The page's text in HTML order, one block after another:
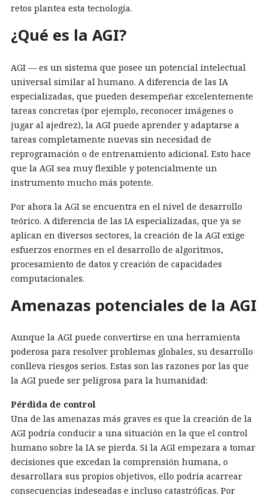
retos plantea esta tecnología.
¿Qué es la AGI?
AGI — es un sistema que posee un potencial intelectual
universal similar al humano. A diferencia de las IA
especializadas, que pueden desempeñar excelentemente
tareas concretas (por ejemplo, reconocer imágenes o
jugar al ajedrez), la AGI puede aprender y adaptarse a
tareas completamente nuevas sin necesidad de
reprogramación o de entrenamiento adicional. Esto hace
que la AGI sea muy flexible y potencialmente un
instrumento mucho más potente.
Por ahora la AGI se encuentra en el nivel de desarrollo
teórico. A diferencia de las IA especializadas, que ya se
aplican en diversos sectores, la creación de la AGI exige
esfuerzos enormes en el desarrollo de algoritmos,
procesamiento de datos y creación de capacidades
computacionales.
Amenazas potenciales de la AGI
Aunque la AGI puede convertirse en una herramienta
poderosa para resolver problemas globales, su desarrollo
conlleva riesgos serios. Estas son las razones por las que
la AGI puede ser peligrosa para la humanidad:
Pérdida de control
Una de las amenazas más graves es que la creación de la
AGI podría conducir a una situación en la que el control
humano sobre la IA se pierda. Si la AGI empezara a tomar
decisiones que excedan la comprensión humana, o
desarrollara sus propios objetivos, ello podría acarrear
consecuencias indeseadas e incluso catastróficas. Por